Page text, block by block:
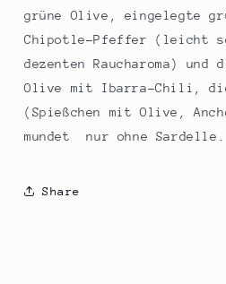
grüne Olive, eingelegte
Chipotle-Pfeffer (leicht
dezenten Raucharoma) und
Olive mit Ibarra-Chili,
(Spießchen mit Olive,
mundet  nur ohne Sardelle.
Share